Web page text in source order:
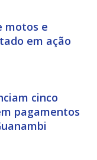
motos e
em ação
cinco
pagamentos